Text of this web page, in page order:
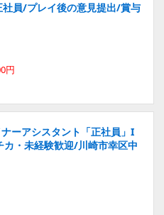
員/プレイ後の意見提出/賞与
円
ーアシスタント「正社員」I
・未経験歓迎/川崎市幸区中